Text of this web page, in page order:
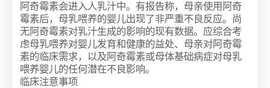
阿奇霉素会进入人乳汁中。有报告称，母亲使用阿奇
霉素后，母乳喂养的婴儿出现了非严重不良反应。尚
无阿奇霉素对乳汁生成的影响的现有数据。应综合考
虑母乳喂养对婴儿发育和健康的益处、母亲对阿奇霉
素的临床需求，以及阿奇霉素或母体基础病症对母乳
喂养婴儿的任何潜在不良影响。
临床注意事项